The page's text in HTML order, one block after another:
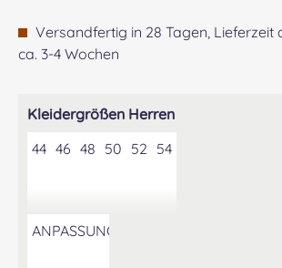
Versandfertig in 28 Tagen, Lieferzeit
ca. 3-4 Wochen
Kleidergrößen Herrenauswählen
44 46 48 50 52 54
ANPASSUNG DER